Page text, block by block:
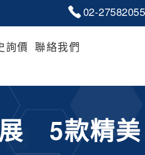
02-27582055
詢價 聯絡我們
展 5款精美